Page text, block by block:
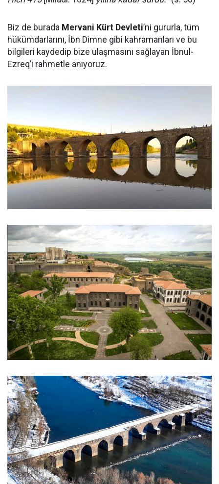
Biz de burada Mervani Kürt Devleti’ni gururla, tüm
hükümdarlarını, İbn Dimne gibi kahramanları ve bu
bilgileri kaydedip bize ulaşmasını sağlayan İbnul-
Ezreq’i rahmetle anıyoruz.